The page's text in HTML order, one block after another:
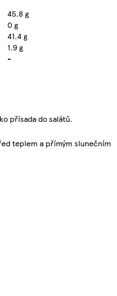
45.8 g
0 g
41.4 g
1.9 g
-
přísada do salátů.
teplem a přímým slunečním